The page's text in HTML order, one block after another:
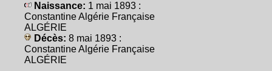
Naissance: 1 mai 1893 :
Constantine Algérie Française
ALGÉRIE
Décès: 8 mai 1893 :
Constantine Algérie Française
ALGÉRIE